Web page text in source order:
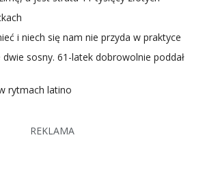
i niech się nam nie przyda w praktyce
dwie sosny. 61-latek dobrowolnie poddał
rytmach latino
REKLAMA